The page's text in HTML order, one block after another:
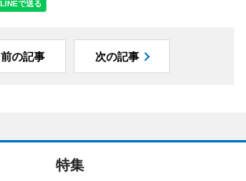
前の記事 次の記事
特集